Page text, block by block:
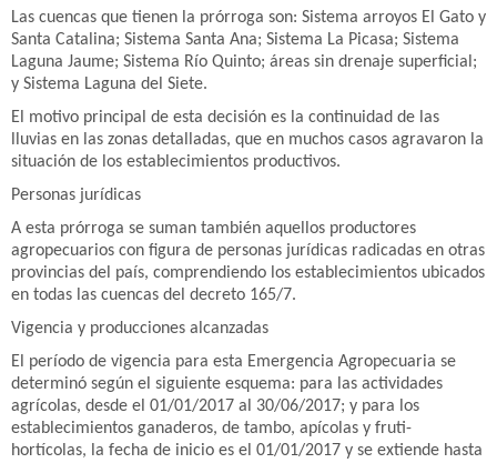
Las cuencas que tienen la prórroga son: Sistema arroyos El Gato y
Santa Catalina; Sistema Santa Ana; Sistema La Picasa; Sistema
Laguna Jaume; Sistema Río Quinto; áreas sin drenaje superficial;
y Sistema Laguna del Siete.
El motivo principal de esta decisión es la continuidad de las
lluvias en las zonas detalladas, que en muchos casos agravaron la
situación de los establecimientos productivos.
Personas jurídicas
A esta prórroga se suman también aquellos productores
agropecuarios con figura de personas jurídicas radicadas en otras
provincias del país, comprendiendo los establecimientos ubicados
en todas las cuencas del decreto 165/7.
Vigencia y producciones alcanzadas
El período de vigencia para esta Emergencia Agropecuaria se
determinó según el siguiente esquema: para las actividades
agrícolas, desde el 01/01/2017 al 30/06/2017; y para los
establecimientos ganaderos, de tambo, apícolas y fruti-
hortícolas, la fecha de inicio es el 01/01/2017 y se extiende hasta